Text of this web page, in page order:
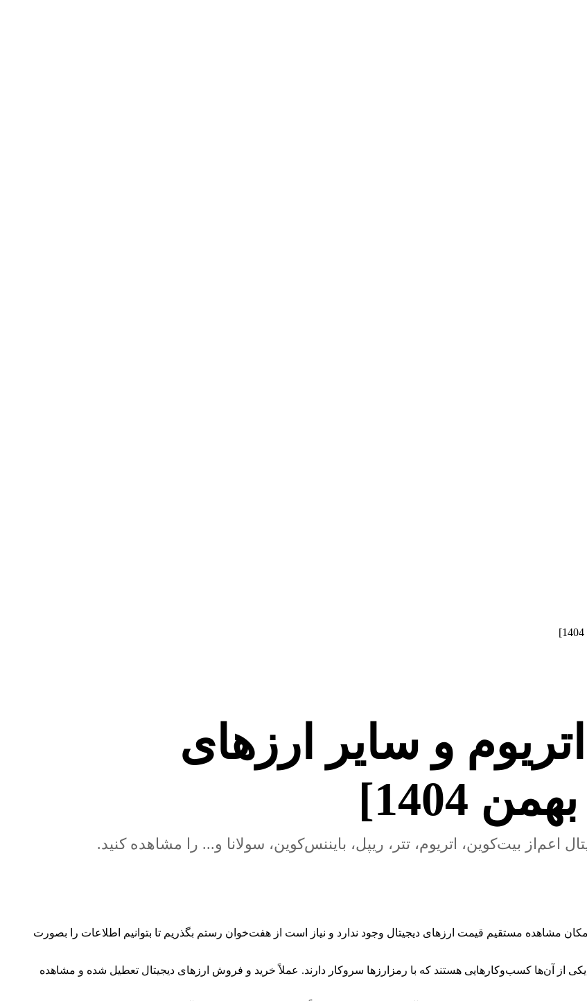
و سایر ارزهای
اعم‌از بیت‌کوین، اتریوم، تتر، ریپل، بایننس‌کوین، سولانا و... را مشاهده کنید.
مشاهده مستقیم قیمت ارزهای دیجیتال وجود ندارد و نیاز است از هفت‌خوان رستم بگذریم تا بتوانیم اطلاعات را بصورت
از آن‌ها کسب‌وکارهایی هستند که با رمزارزها سروکار دارند. عملاً خرید و فروش ارز‌های دیجیتال تعطیل شده و مشاهده